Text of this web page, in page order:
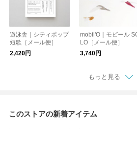
遊泳舎｜シティポップ
短歌［メール便］
2,420円
mobil'O｜モビール
LO［メール便］
3,740円
もっと見る
このストアの新着アイテム